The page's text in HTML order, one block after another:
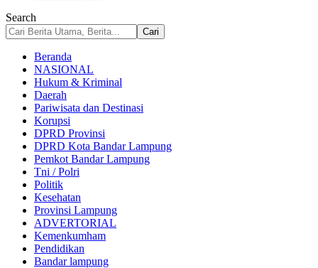
Search
Beranda
NASIONAL
Hukum & Kriminal
Daerah
Pariwisata dan Destinasi
Korupsi
DPRD Provinsi
DPRD Kota Bandar Lampung
Pemkot Bandar Lampung
Tni / Polri
Politik
Kesehatan
Provinsi Lampung
ADVERTORIAL
Kemenkumham
Pendidikan
Bandar lampung